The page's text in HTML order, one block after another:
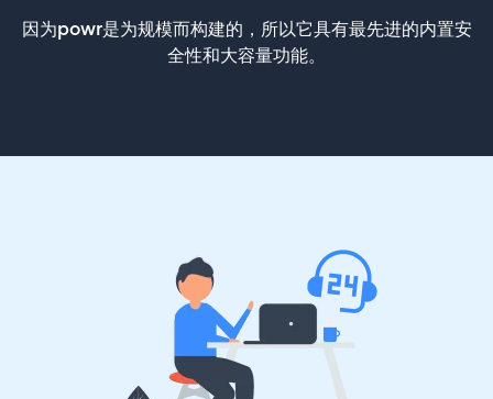
因为powr是为规模而构建的，所以它具有最先进的内置安
全性和大容量功能。